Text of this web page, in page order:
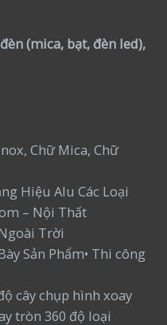
(mica, bạt, đèn led),
Chữ Mica, Chữ
Hiệu Alu Các Loại
– Nội Thất
Trời
Sản Phẩm• Thi công
cây chụp hình xoay
tròn 360 độ loại